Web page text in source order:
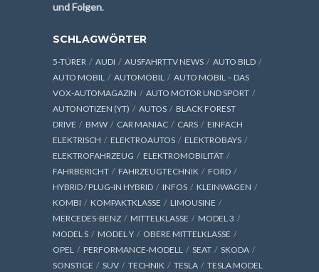
und Folgen.
SCHLAGWÖRTER
5-TÜRER AUDI AUSFAHRTTV NEWS
AUTO BILD
AUTO MOBIL
AUTOMOBIL
AUTO MOBIL – DAS
VOX-AUTOMAGAZIN
AUTO MOTOR UND SPORT
AUTONOTIZEN (YT)
AUTOS
BLACK FOREST
DRIVE
BMW CAR MANIAC CARS
EINFACH
ELEKTRISCH
ELEKTROAUTOS
ELEKTROBAYS
ELEKTROFAHRZEUG
ELEKTROMOBILITÄT
FAHRBERICHT
FAHRZEUGTECHNIK
FORD
HYBRID / PLUG-IN HYBRID
INFOS
KLEINWAGEN
KOMBI
KOMPAKTKLASSE
LIMOUSINE
MERCEDES-BENZ
MITTELKLASSE
MODEL 3
MODEL S
MODEL Y
OBERE MITTELKLASSE
OPEL
PERFORMANCE-MODELL SEAT
SKODA
SONSTIGE
SUV TECHNIK TESLA
TESLA MODEL